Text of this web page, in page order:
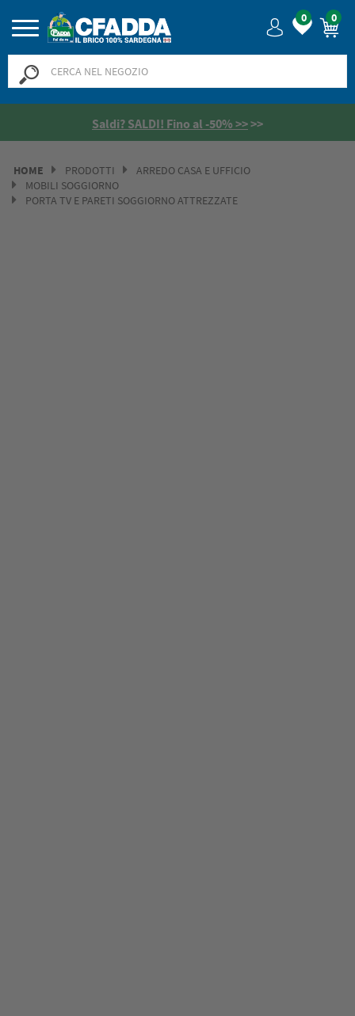
0 0
Saldi? SALDI! Fino al -50% >>>>
HOME PRODOTTI
ARREDO CASA E UFFICIO
MOBILI SOGGIORNO
PORTA TV E PARETI SOGGIORNO ATTREZZATE